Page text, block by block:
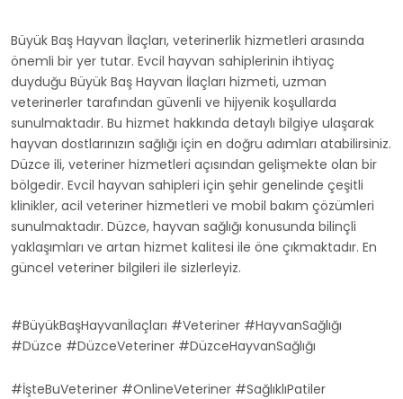
Büyük Baş Hayvan İlaçları, veterinerlik hizmetleri arasında
önemli bir yer tutar. Evcil hayvan sahiplerinin ihtiyaç
duyduğu Büyük Baş Hayvan İlaçları hizmeti, uzman
veterinerler tarafından güvenli ve hijyenik koşullarda
sunulmaktadır. Bu hizmet hakkında detaylı bilgiye ulaşarak
hayvan dostlarınızın sağlığı için en doğru adımları atabilirsiniz.
Düzce ili, veteriner hizmetleri açısından gelişmekte olan bir
bölgedir. Evcil hayvan sahipleri için şehir genelinde çeşitli
klinikler, acil veteriner hizmetleri ve mobil bakım çözümleri
sunulmaktadır. Düzce, hayvan sağlığı konusunda bilinçli
yaklaşımları ve artan hizmet kalitesi ile öne çıkmaktadır. En
güncel veteriner bilgileri ile sizlerleyiz.
#BüyükBaşHayvanİlaçları #Veteriner #HayvanSağlığı
#Düzce #DüzceVeteriner #DüzceHayvanSağlığı
#İşteBuVeteriner #OnlineVeteriner #SağlıklıPatiler